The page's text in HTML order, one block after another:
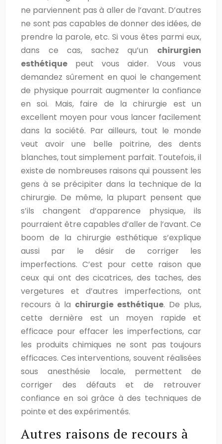
ne parviennent pas à aller de l’avant. D’autres
ne sont pas capables de donner des idées, de
prendre la parole, etc. Si vous êtes parmi eux,
dans ce cas, sachez qu’un chirurgien
esthétique peut vous aider. Vous vous
demandez sûrement en quoi le changement
de physique pourrait augmenter la confiance
en soi. Mais, faire de la chirurgie est un
excellent moyen pour vous lancer facilement
dans la société. Par ailleurs, tout le monde
veut avoir une belle poitrine, des dents
blanches, tout simplement parfait. Toutefois, il
existe de nombreuses raisons qui poussent les
gens à se précipiter dans la technique de la
chirurgie. De même, la plupart pensent que
s’ils changent d’apparence physique, ils
pourraient être capables d’aller de l’avant. Ce
boom de la chirurgie esthétique s’explique
aussi par le désir de corriger les
imperfections. C’est pour cette raison que
ceux qui ont des cicatrices, des taches, des
vergetures et d’autres imperfections, ont
recours à la chirurgie esthétique. De plus,
cette dernière est un moyen rapide et
efficace pour effacer les imperfections, car
les produits chimiques ne sont pas toujours
efficaces. Ces interventions, souvent réalisées
sous anesthésie locale, permettent de
corriger des défauts et de retrouver
confiance en soi grâce à des techniques de
pointe et des expérimentés.
Autres raisons de recours à